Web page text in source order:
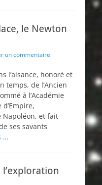
le Newton
un commentaire
l’aisance, honoré et
temps, de l’Ancien
à l’Académie
Napoléon, et fait
ses savants
…